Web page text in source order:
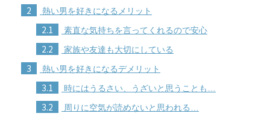
2 熱い男を好きになるメリット
2.1 素直な気持ちを言ってくれるので安心
2.2 家族や友達も大切にしている
3 熱い男を好きになるデメリット
3.1 時にはうるさい、うざいと思うことも…
3.2 周りに空気が読めないと思われる…